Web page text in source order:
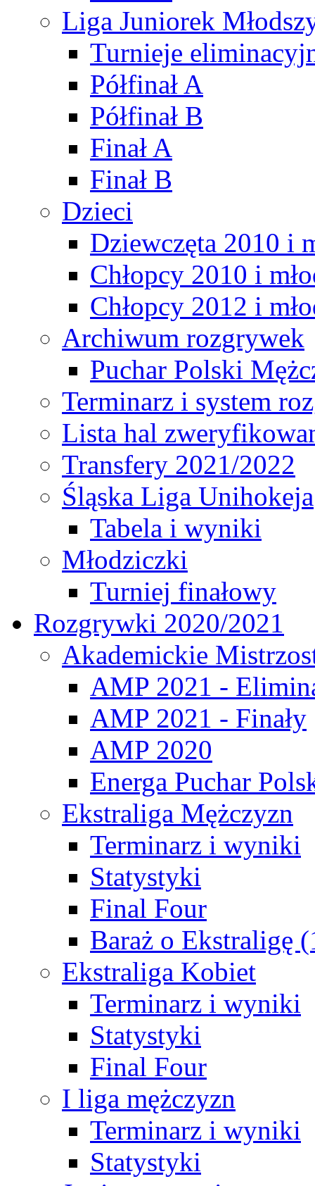
Liga Juniorek
Turnieje
Półfinał A
Półfinał B
Finał A
Finał B
Dzieci
Dziewczęta 2010 i
Chłopcy 2010 i
Chłopcy 2012 i
Archiwum rozgrywek
Puchar Polski
Terminarz i system
Lista hal
Transfery 2021/2022
Śląska Liga Unihokeja
Tabela i wyniki
Młodziczki
Turniej finałowy
Rozgrywki 2020/2021
Akademickie
AMP 2021 -
AMP 2021 - Finały
AMP 2020
Energa Puchar
Ekstraliga Mężczyzn
Terminarz i wyniki
Statystyki
Final Four
Baraż o Ekstraligę
Ekstraliga Kobiet
Terminarz i wyniki
Statystyki
Final Four
I liga mężczyzn
Terminarz i wyniki
Statystyki